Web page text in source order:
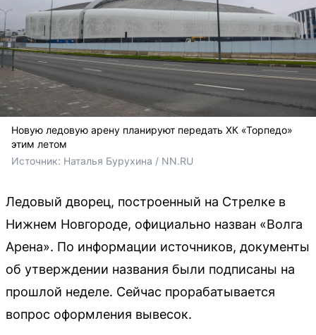
Новую ледовую арену планируют передать ХК «Торпедо»
этим летом
Источник: Наталья Бурухина / NN.RU
Ледовый дворец, построенный на Стрелке в
Нижнем Новгороде, официально назван «Волга
Арена». По информации источников, документы
об утверждении названия были подписаны на
прошлой неделе. Сейчас прорабатывается
вопрос оформления вывесок.